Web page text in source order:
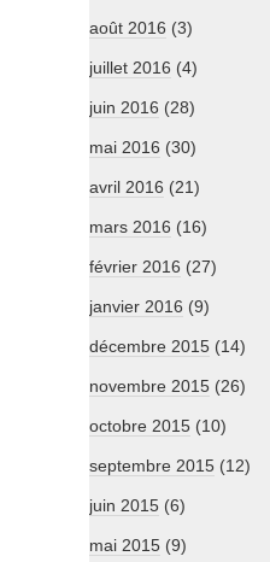
août 2016 (3)
juillet 2016 (4)
juin 2016 (28)
mai 2016 (30)
avril 2016 (21)
mars 2016 (16)
février 2016 (27)
janvier 2016 (9)
décembre 2015 (14)
novembre 2015 (26)
octobre 2015 (10)
septembre 2015 (12)
juin 2015 (6)
mai 2015 (9)